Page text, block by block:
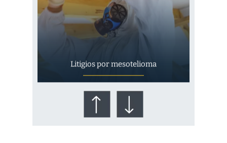
Litigios por mesotelioma